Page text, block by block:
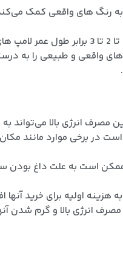
رنگ های واقعی کمک
واقعی و طبیعی را به
در برخی موارد مانند
به علت داغ بودن سطح
هزینه اولیه برای خرید آنها
انرژی بالا و گرم شدن